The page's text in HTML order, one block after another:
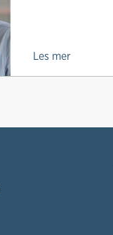
Les mer